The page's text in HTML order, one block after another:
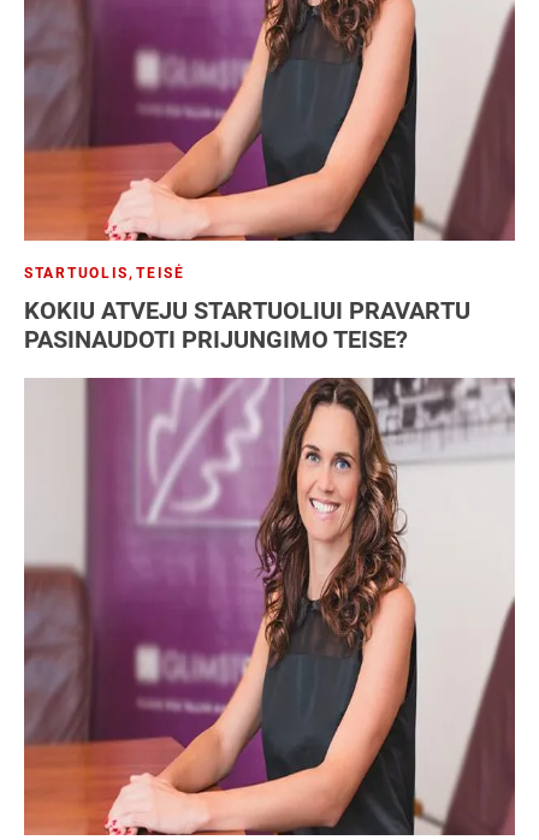
STARTUOLIS,TEISĖ
KOKIU ATVEJU STARTUOLIUI PRAVARTU
PASINAUDOTI PRIJUNGIMO TEISE?